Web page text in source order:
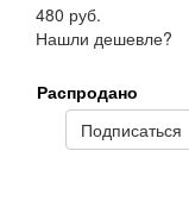
480 руб.
Нашли дешевле?
Распродано
Подписаться